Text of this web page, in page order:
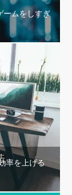
ームをしすぎ
率を上げる